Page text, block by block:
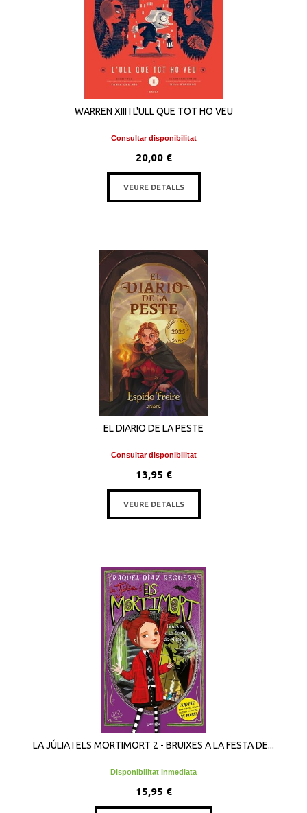
WARREN XIII I L'ULL QUE TOT HO VEU
Consultar disponibilitat
20,00 €
VEURE DETALLS
EL DIARIO DE LA PESTE
Consultar disponibilitat
13,95 €
VEURE DETALLS
LA JÚLIA I ELS MORTIMORT 2 - BRUIXES A LA FESTA DE...
Disponibilitat inmediata
15,95 €